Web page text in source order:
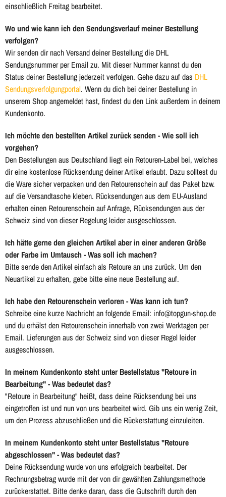
einschließlich Freitag bearbeitet.
Wo und wie kann ich den Sendungsverlauf meiner Bestellung
verfolgen?
Wir senden dir nach Versand deiner Bestellung die DHL
Sendungsnummer per Email zu. Mit dieser Nummer kannst du den
Status deiner Bestellung jederzeit verfolgen. Gehe dazu auf das DHL
Sendungsverfolgungportal. Wenn du dich bei deiner Bestellung in
unserem Shop angemeldet hast, findest du den Link außerdem in deinem
Kundenkonto.
Ich möchte den bestellten Artikel zurück senden - Wie soll ich
vorgehen?
Den Bestellungen aus Deutschland liegt ein Retouren-Label bei, welches
dir eine kostenlose Rücksendung deiner Artikel erlaubt. Dazu solltest du
die Ware sicher verpacken und den Retourenschein auf das Paket bzw.
auf die Versandtasche kleben. Rücksendungen aus dem EU-Ausland
erhalten einen Retourenschein auf Anfrage, Rücksendungen aus der
Schweiz sind von dieser Regelung leider ausgeschlossen.
Ich hätte gerne den gleichen Artikel aber in einer anderen Größe
oder Farbe im Umtausch - Was soll ich machen?
Bitte sende den Artikel einfach als Retoure an uns zurück. Um den
Neuartikel zu erhalten, gebe bitte eine neue Bestellung auf.
Ich habe den Retourenschein verloren - Was kann ich tun?
Schreibe eine kurze Nachricht an folgende Email: info@topgun-shop.de
und du erhälst den Retourenschein innerhalb von zwei Werktagen per
Email. Lieferungen aus der Schweiz sind von dieser Regel leider
ausgeschlossen.
In meinem Kundenkonto steht unter Bestellstatus "Retoure in
Bearbeitung" - Was bedeutet das?
"Retoure in Bearbeitung" heißt, dass deine Rücksendung bei uns
eingetroffen ist und nun von uns bearbeitet wird. Gib uns ein wenig Zeit,
um den Prozess abzuschließen und die Rückerstattung einzuleiten.
In meinem Kundenkonto steht unter Bestellstatus "Retoure
abgeschlossen" - Was bedeutet das?
Deine Rücksendung wurde von uns erfolgreich bearbeitet. Der
Rechnungsbetrag wurde mit der von dir gewählten Zahlungsmethode
zurückerstattet. Bitte denke daran, dass die Gutschrift durch den